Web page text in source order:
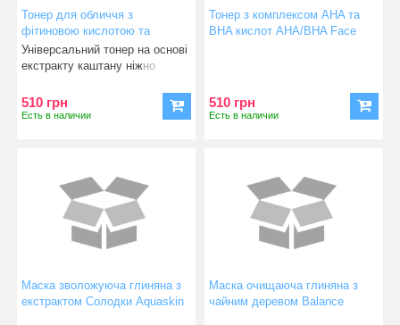
Тонер для обличчя з
фітиновою кислотою та
екстрактом каштану Phytic
Face Toner
Універсальний тонер на основі
екстракту каштану ніжно
510 грн
Есть в наличии
Тонер з комплексом AHA та
BHA кислот AHA/BHA Face
510 грн
Есть в наличии
Маска зволожуюча глиняна з
екстрактом Солодки Aquaskin
Маска очищаюча глиняна з
чайним деревом Balance